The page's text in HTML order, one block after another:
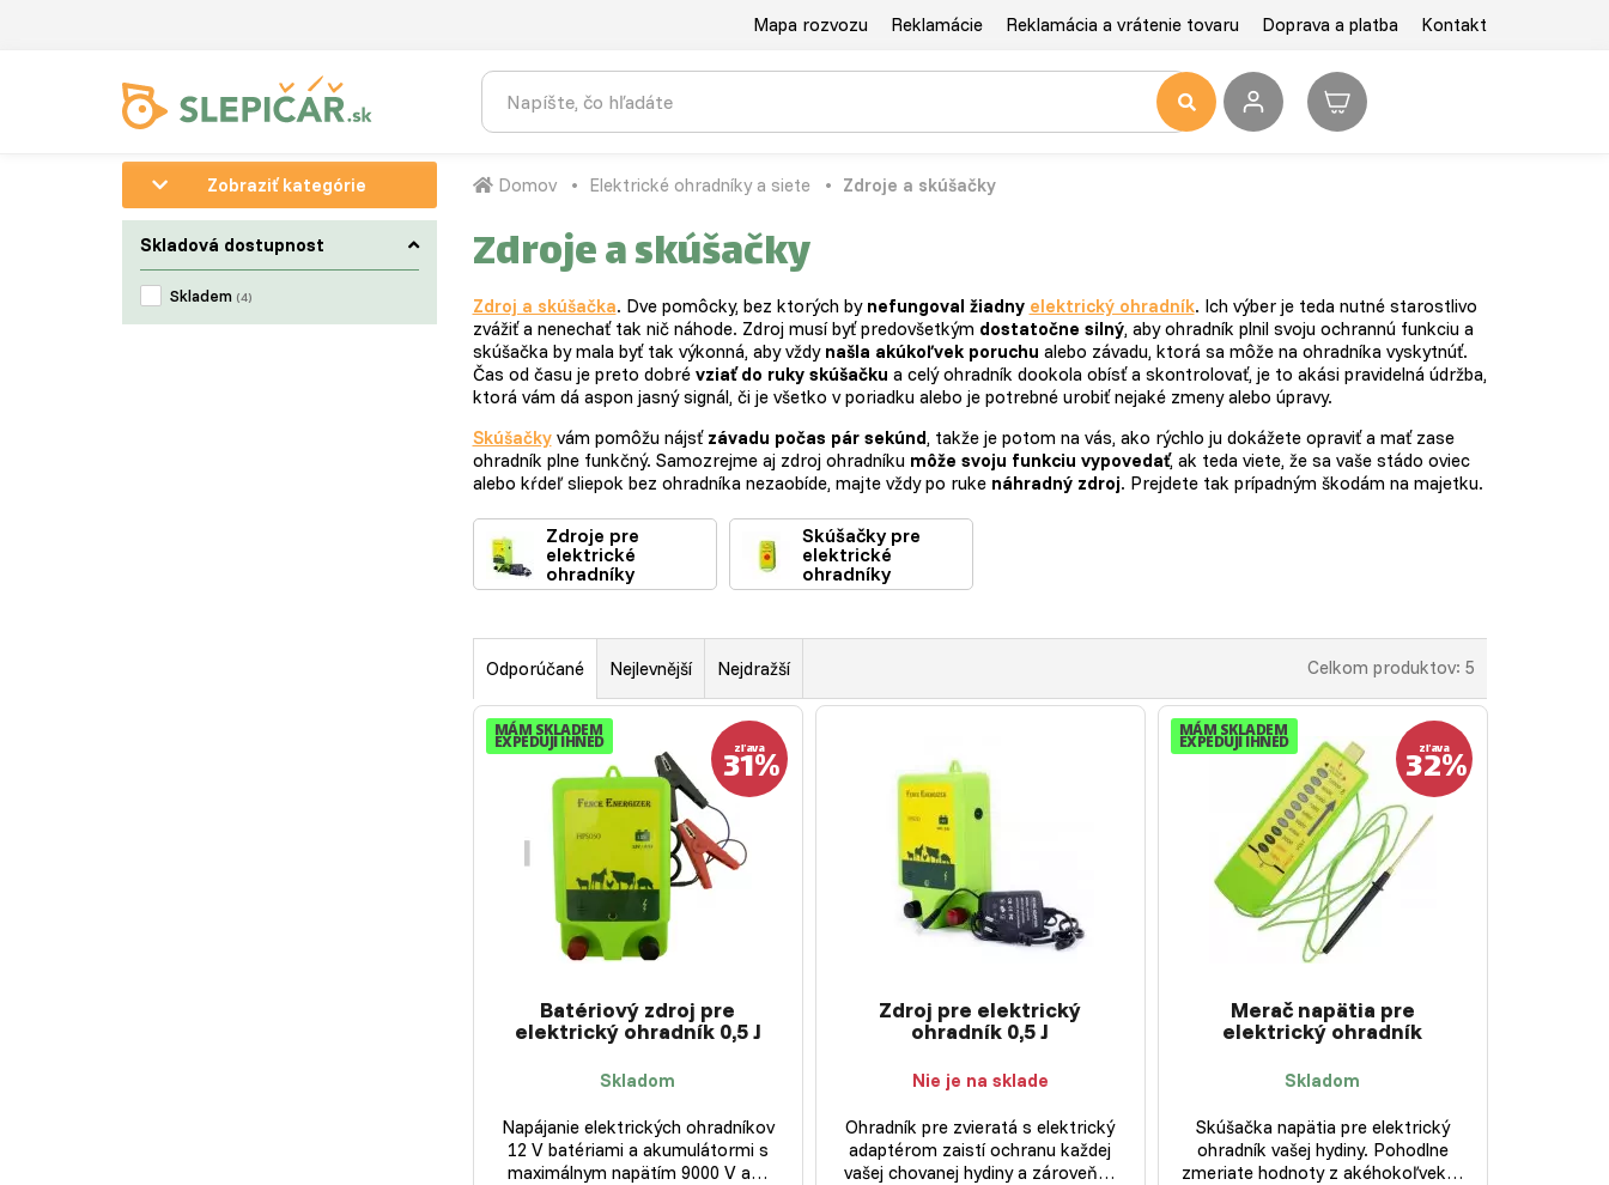
Mapa rozvozu Reklamácie Reklamácia a vrátenie tovaru Doprava a platba Kontakt
Zobraziť kategórie
Skladová dostupnost
Skladem (4)
Domov Elektrické ohradníky a siete Zdroje a skúšačky
Zdroje a skúšačky
Zdroj a skúšačka. Dve pomôcky, bez ktorých by nefungoval žiadny elektrický ohradník. Ich výber je teda nutné starostlivo
zvážiť a nenechať tak nič náhode. Zdroj musí byť predovšetkým dostatočne silný, aby ohradník plnil svoju ochrannú funkciu a
skúšačka by mala byť tak výkonná, aby vždy našla akúkoľvek poruchu alebo závadu, ktorá sa môže na ohradníka vyskytnúť.
Čas od času je preto dobré vziať do ruky skúšačku a celý ohradník dookola obísť a skontrolovať, je to akási pravidelná údržba,
ktorá vám dá aspon jasný signál, či je všetko v poriadku alebo je potrebné urobiť nejaké zmeny alebo úpravy.
Skúšačkyvám pomôžu nájsť závadu počas pár sekúnd, takže je potom na vás, ako rýchlo ju dokážete opraviť a mať zase
ohradník plne funkčný. Samozrejme aj zdroj ohradníku môže svoju funkciu vypovedať, ak teda viete, že sa vaše stádo oviec
alebo kŕdeľ sliepok bez ohradníka nezaobíde, majte vždy po ruke náhradný zdroj. Prejdete tak prípadným škodám na majetku.
Zdroje pre
elektrické
ohradníky
Skúšačky pre
elektrické
ohradníky
Odporúčané Nejlevnější Nejdražší Celkom produktov: 5
zľava
31%
MÁM SKLADEM
EXPEDUJI IHNED
Batériový zdroj pre
elektrický ohradník 0,5 J
Skladom
Napájanie elektrických ohradníkov
12 V batériami a akumulátormi s
maximálnym napätím 9000 V a…
Zdroj pre elektrický
ohradník 0,5 J
Nie je na sklade
Ohradník pre zvieratá s elektrický
adaptérom zaistí ochranu každej
vašej chovanej hydiny a zároveň…
zľava
32%
MÁM SKLADEM
EXPEDUJI IHNED
Merač napätia pre
elektrický ohradník
Skladom
Skúšačka napätia pre elektrický
ohradník vašej hydiny. Pohodlne
zmeriate hodnoty z akéhokoľvek…